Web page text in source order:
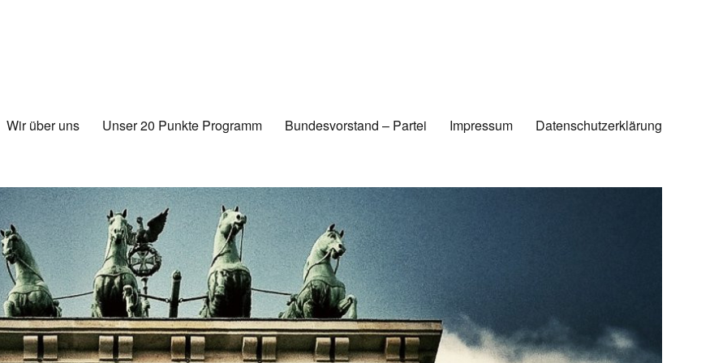
Wir über uns Unser 20 Punkte Programm Bundesvorstand – Partei Impressum Datenschutzerklärung